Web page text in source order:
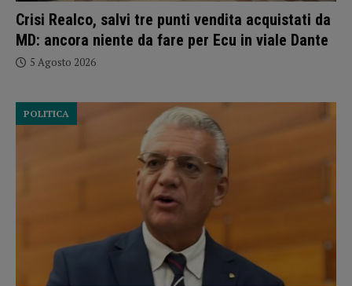
Crisi Realco, salvi tre punti vendita acquistati da
MD: ancora niente da fare per Ecu in viale Dante
5 Agosto 2026
POLITICA